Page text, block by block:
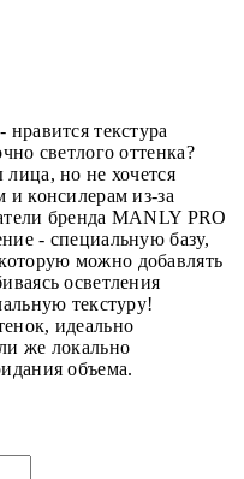
текстура
светлого оттенка?
но не хочется
и консилерам из-за
бренда MANLY PRO
- специальную базу,
можно добавлять
осветления
текстуру!
идеально
же локально
объема.